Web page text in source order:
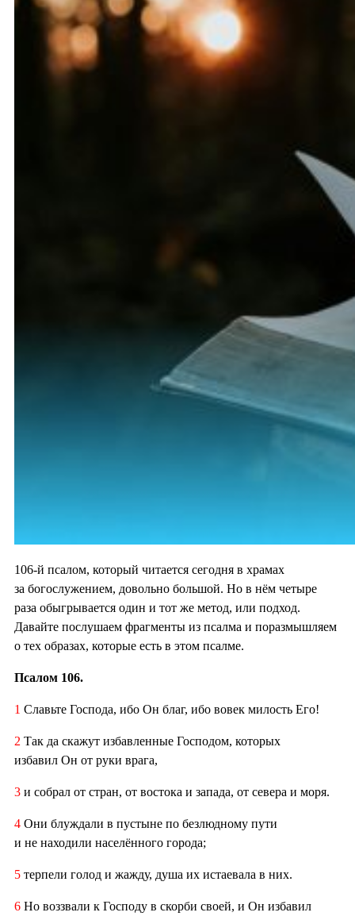
106-й псалом, который читается сегодня в храмах
за богослужением, довольно большой. Но в нём четыре
раза обыгрывается один и тот же метод, или подход.
Давайте послушаем фрагменты из псалма и поразмышляем
о тех образах, которые есть в этом псалме.
Псалом 106.
1 Славьте Господа, ибо Он благ, ибо вовек милость Его!
2 Так да скажут избавленные Господом, которых
избавил Он от руки врага,
3 и собрал от стран, от востока и запада, от севера и моря.
4 Они блуждали в пустыне по безлюдному пути
и не находили населённого города;
5 терпели голод и жажду, душа их истаевала в них.
6 Но воззвали к Господу в скорби своей, и Он избавил